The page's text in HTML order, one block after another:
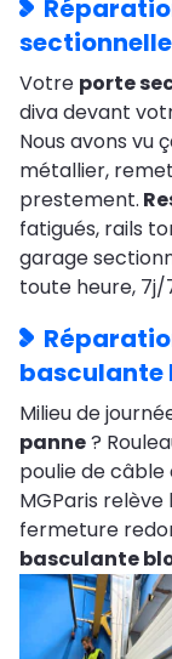
sectionnelle
Votre porte
diva devant
Nous avons vu
métallier,
prestement.
fatigués, rails
garage
toute heure, 7j/
basculante
Milieu de
panne?
poulie de câble
MGParis
fermeture
basculante